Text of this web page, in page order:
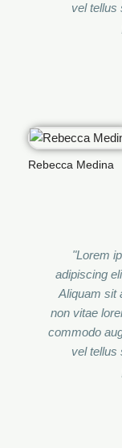
vel tellus
Rebecca Medina
"Lorem
adipiscing
Aliquam sit
non vitae
commodo
vel tellus